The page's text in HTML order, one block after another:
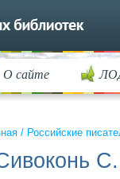
О сайте
/ Российские